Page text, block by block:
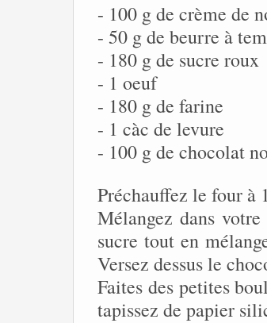
- 100 g de crème de
- 50 g de beurre à
- 180 g de sucre roux
- 1 oeuf
- 180 g de farine
- 1 càc de levure
- 100 g de chocolat
Préchauffez le four à
Mélangez dans
sucre tout en
Versez dessus le
Faites des petites
tapissez de papier